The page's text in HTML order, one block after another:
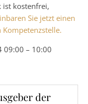
ist kostenfrei,
Sie jetzt einen
09:00 – 10:00
der